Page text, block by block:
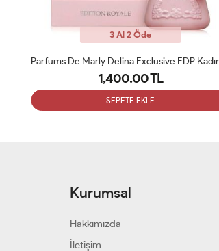
3 Al 2 Öde
1,400.00 TL
SEPETE EKLE
Kurumsal
Hakkımızda
İletişim